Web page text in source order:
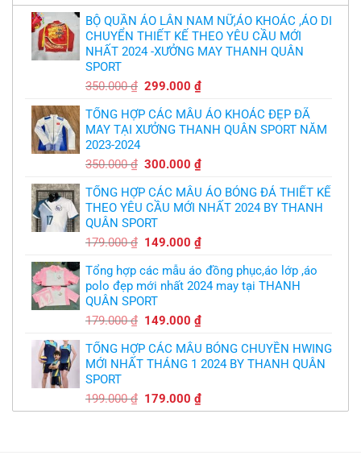
trích
cầu
thủ,
thừa
nhận
sự
thật
chát
bầy
quỷ
nhỏ
và
in
áo
bóng
chuyền
theo
,thiết
free
BỘ QUẦN ÁO LÂN NAM NỮ,ÁO KHOÁC ,ÁO DI
CHUYỂN THIẾT KẾ THEO YÊU CẦU MỚI
NHẤT 2024 -XƯỞNG MAY THANH QUÂN
SPORT
350.000₫ Giá
là:
350.000 ₫.
299.000₫Giá
tại
là:
TỔNG HỢP CÁC MẪU ÁO KHOÁC ĐẸP ĐÃ
MAY TẠI XƯỞNG THANH QUÂN SPORT NĂM
2023-2024
350.000₫ Giá
là:
350.000 ₫.
300.000₫Giá
tại
là:
TỔNG HỢP CÁC MẪU ÁO BÓNG ĐÁ THIẾT KẾ
THEO YÊU CẦU MỚI NHẤT 2024 BY THANH
QUÂN SPORT
179.000₫ Giá
là:
179.000 ₫.
149.000₫Giá
tại
là:
Tổng hợp các mẫu áo đồng phục,áo lớp ,áo
polo đẹp mới nhất 2024 may tại THANH
QUÂN SPORT
179.000₫ Giá
là:
179.000 ₫.
149.000₫Giá
tại
là:
TỔNG HỢP CÁC MẪU BÓNG CHUYỀN HWING
MỚI NHẤT THÁNG 1 2024 BY THANH QUÂN
SPORT
199.000₫ Giá
gốc
179.000₫Giá
hiện